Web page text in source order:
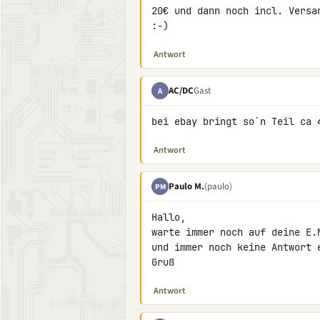
20€ und dann noch incl.
:-)
Antwort
A AC/DCGast
bei ebay bringt so`n Teil ca
Antwort
PM Paulo M.(paulo)
Hallo,
warte immer noch auf deine
und immer noch keine
Gruß
Antwort